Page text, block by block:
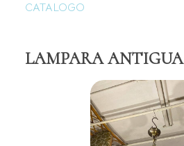
CATALOGO
LAMPARA ANTIGUA